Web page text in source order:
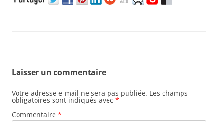
Laisser un commentaire
Votre adresse e-mail ne sera pas publiée. Les champs
obligatoires sont indiqués avec *
Commentaire *